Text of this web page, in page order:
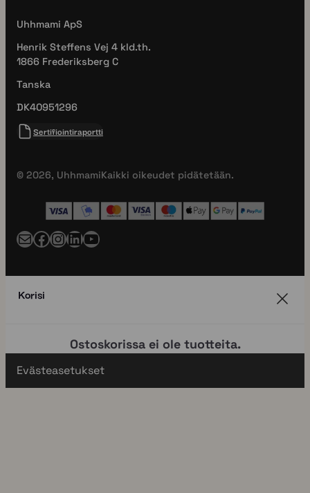
Uhhmami ApS
Henrik Steffens Vej 4 kld.th.
1866 Frederiksberg C
Tanska
DK40951296
Sertifiointiraportti
© 2026, UhhmamiKaikki oikeudet pidätetään.
Posti Facebook InstagramLinkedIn YouTube
Korisi
Ostoskorissa ei ole tuotteita.
Evästeasetukset